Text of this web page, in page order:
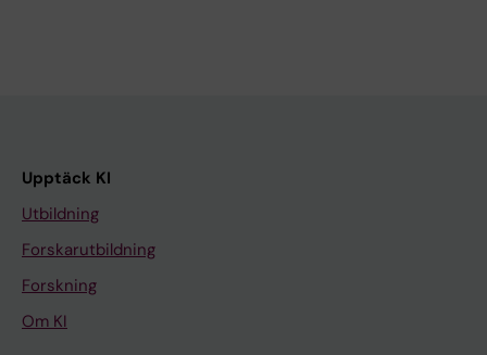
Upptäck KI
Utbildning
Forskarutbildning
Forskning
Om KI